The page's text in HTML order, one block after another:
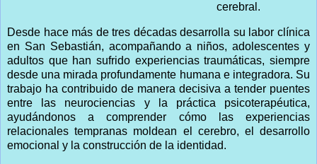
cerebral.
Desde hace más de tres décadas desarrolla su labor clínica
en San Sebastián, acompañando a niños, adolescentes y
adultos que han sufrido experiencias traumáticas, siempre
desde una mirada profundamente humana e integradora. Su
trabajo ha contribuido de manera decisiva a tender puentes
entre las neurociencias y la práctica psicoterapéutica,
ayudándonos a comprender cómo las experiencias
relacionales tempranas moldean el cerebro, el desarrollo
emocional y la construcción de la identidad.